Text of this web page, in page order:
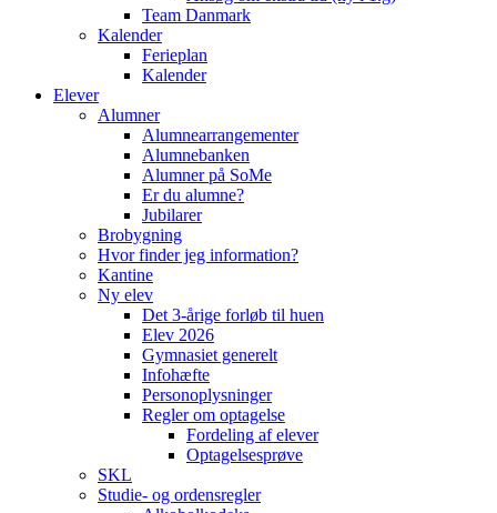
Team Danmark
Kalender
Ferieplan
Kalender
Elever
Alumner
Alumnearrangementer
Alumnebanken
Alumner på SoMe
Er du alumne?
Jubilarer
Brobygning
Hvor finder jeg information?
Kantine
Ny elev
Det 3-årige forløb til huen
Elev 2026
Gymnasiet generelt
Infohæfte
Personoplysninger
Regler om optagelse
Fordeling af elever
Optagelsesprøve
SKL
Studie- og ordensregler